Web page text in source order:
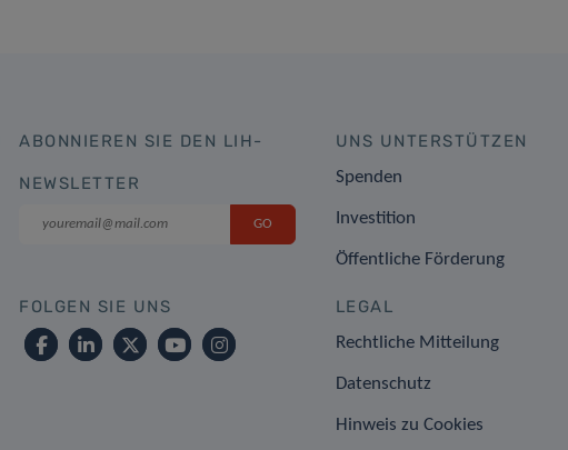
ABONNIEREN SIE DEN LIH-
NEWSLETTER
FOLGEN SIE UNS
UNS UNTERSTÜTZEN
Spenden
Investition
Öffentliche Förderung
LEGAL
Rechtliche Mitteilung
Datenschutz
Hinweis zu Cookies